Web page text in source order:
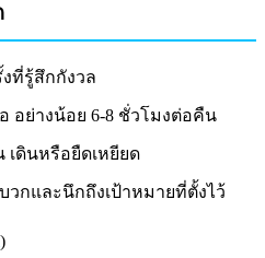
ที่รู้สึกกังวล
อย่างน้อย 6-8 ชั่วโมงต่อคืน
เดินหรือยืดเหยียด
วกและนึกถึงเป้าหมายที่ตั้งไว้
)